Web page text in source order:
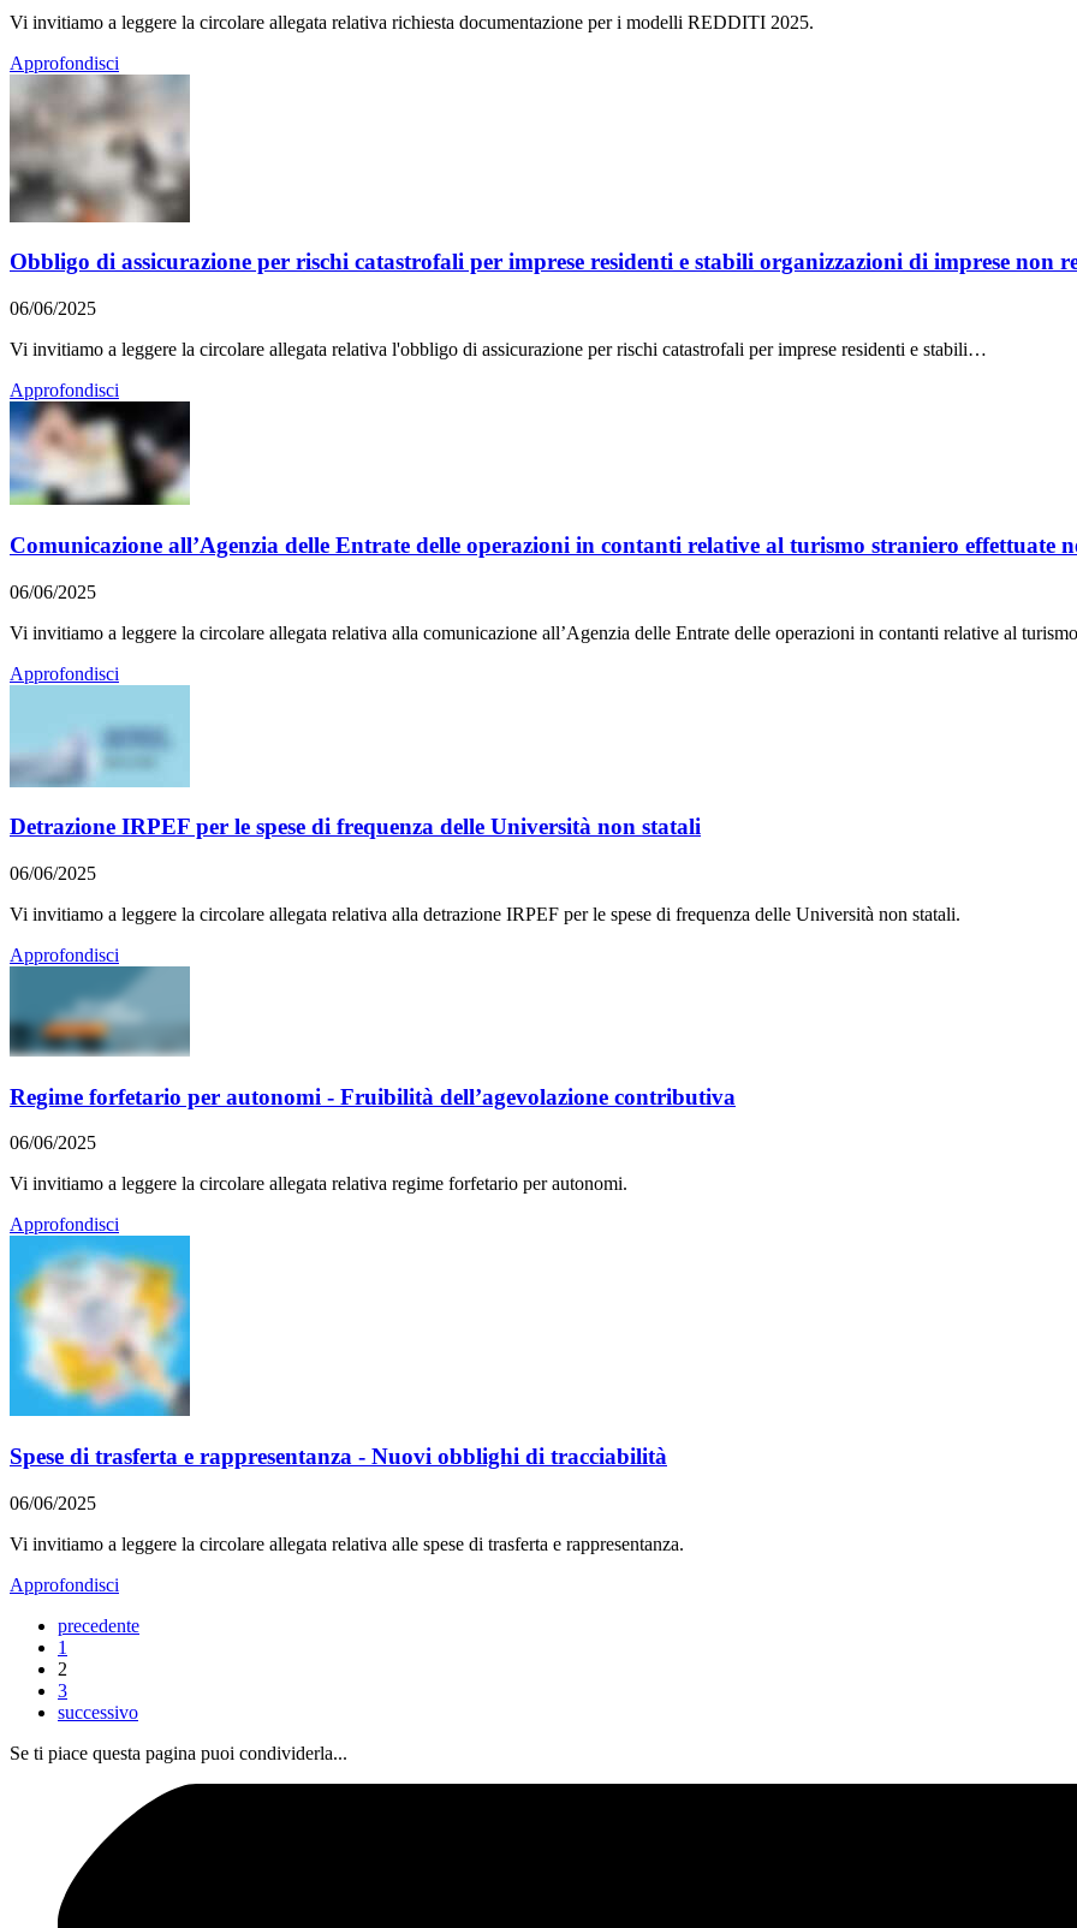
Vi invitiamo a leggere la circolare allegata relativa richiesta documentazione per i modelli REDDITI 2025.
Approfondisci
Obbligo di assicurazione per rischi catastrofali per imprese residenti e stabili organizzazioni di imprese non
06/06/2025
Vi invitiamo a leggere la circolare allegata relativa l'obbligo di assicurazione per rischi catastrofali per imprese residenti e stabili…
Approfondisci
Comunicazione all’Agenzia delle Entrate delle operazioni in contanti relative al turismo straniero effettuate
06/06/2025
Vi invitiamo a leggere la circolare allegata relativa alla comunicazione all’Agenzia delle Entrate delle operazioni in contanti relative al
Approfondisci
Detrazione IRPEF per le spese di frequenza delle Università non statali
06/06/2025
Vi invitiamo a leggere la circolare allegata relativa alla detrazione IRPEF per le spese di frequenza delle Università non statali.
Approfondisci
Regime forfetario per autonomi - Fruibilità dell’agevolazione contributiva
06/06/2025
Vi invitiamo a leggere la circolare allegata relativa regime forfetario per autonomi.
Approfondisci
Spese di trasferta e rappresentanza - Nuovi obblighi di tracciabilità
06/06/2025
Vi invitiamo a leggere la circolare allegata relativa alle spese di trasferta e rappresentanza.
Approfondisci
precedente
1
2
3
successivo
Se ti piace questa pagina puoi condividerla...